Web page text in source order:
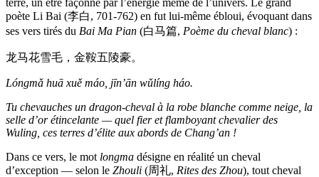
terre, un être façonné par l’énergie même de l’univers. Le grand
poète Li Bai (李白, 701-762) en fut lui-même ébloui, évoquant dans
ses vers tirés du Bai Ma Pian (白马篇, Poème du cheval blanc) :
龙马花雪毛，金鞍五陵豪。
Lóngmǎ huā xuě máo, jīn’ān wǔlíng háo.
Tu chevauches un dragon-cheval à la robe blanche comme neige, la
selle d’or étincelante — quel fier et flamboyant chevalier des
Wuling, ces terres d’élite aux abords de Chang’an !
Dans ce vers, le mot longma désigne en réalité un cheval
d’exception — selon le Zhouli (周礼, Rites des Zhou), tout cheval